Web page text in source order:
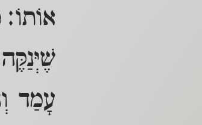
עָמַד